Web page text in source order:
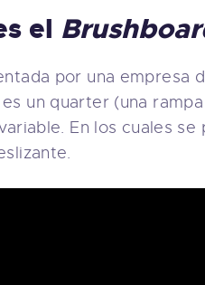
el
por una empresa
un quarter (una
En los cuales se